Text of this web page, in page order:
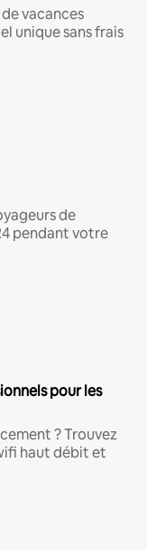
vacances
unique sans frais
de
pendant votre
pour les
? Trouvez
haut débit et